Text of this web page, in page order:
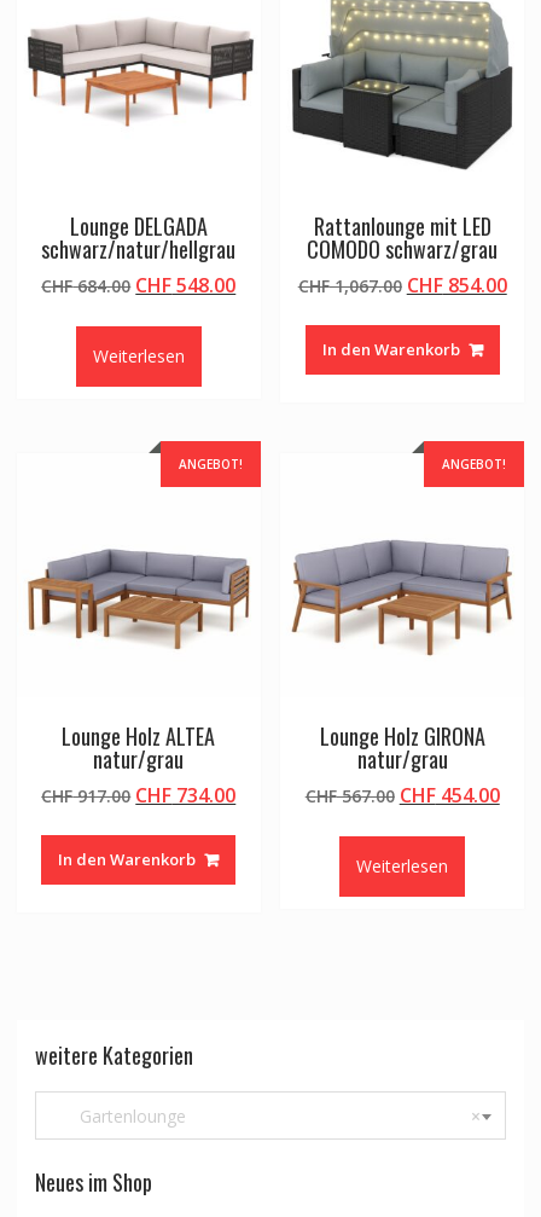
Lounge DELGADA
schwarz/natur/hellgrau
CHF684.00 Ursprünglicher
CHF 684.00
CHF548.00Aktueller
CHF 548.00.
Weiterlesen
Rattanlounge mit LED
COMODO schwarz/grau
CHF1,067.00
war:
CHF 1,067.00
CHF854.00
In den Warenkorb
ANGEBOT!
Lounge Holz ALTEA
natur/grau
CHF917.00 Ursprünglicher
war:
CHF 917.00
CHF 734.00Aktueller
In den Warenkorb
ANGEBOT!
Lounge Holz GIRONA
natur/grau
CHF567.00 Ursprünglicher
CHF 567.00
CHF454.00
Weiterlesen
weitere Kategorien
×
Gartenlounge
Neues im Shop